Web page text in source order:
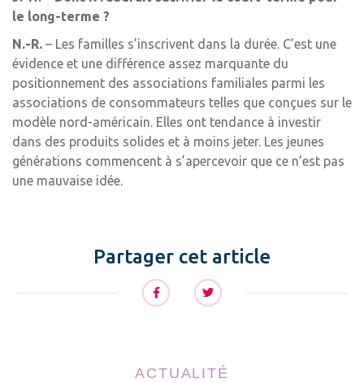
le long-terme ?
N.-R. – Les familles s’inscrivent dans la durée. C’est une
évidence et une di­fférence assez marquante du
positionnement des associations familiales parmi les
associations de consommateurs telles que conçues sur le
modèle nord-américain. Elles ont tendance à investir
dans des produits solides et à moins jeter. Les jeunes
générations commencent à s’apercevoir que ce n’est pas
une mauvaise idée.
Partager cet article
ACTUALITÉ